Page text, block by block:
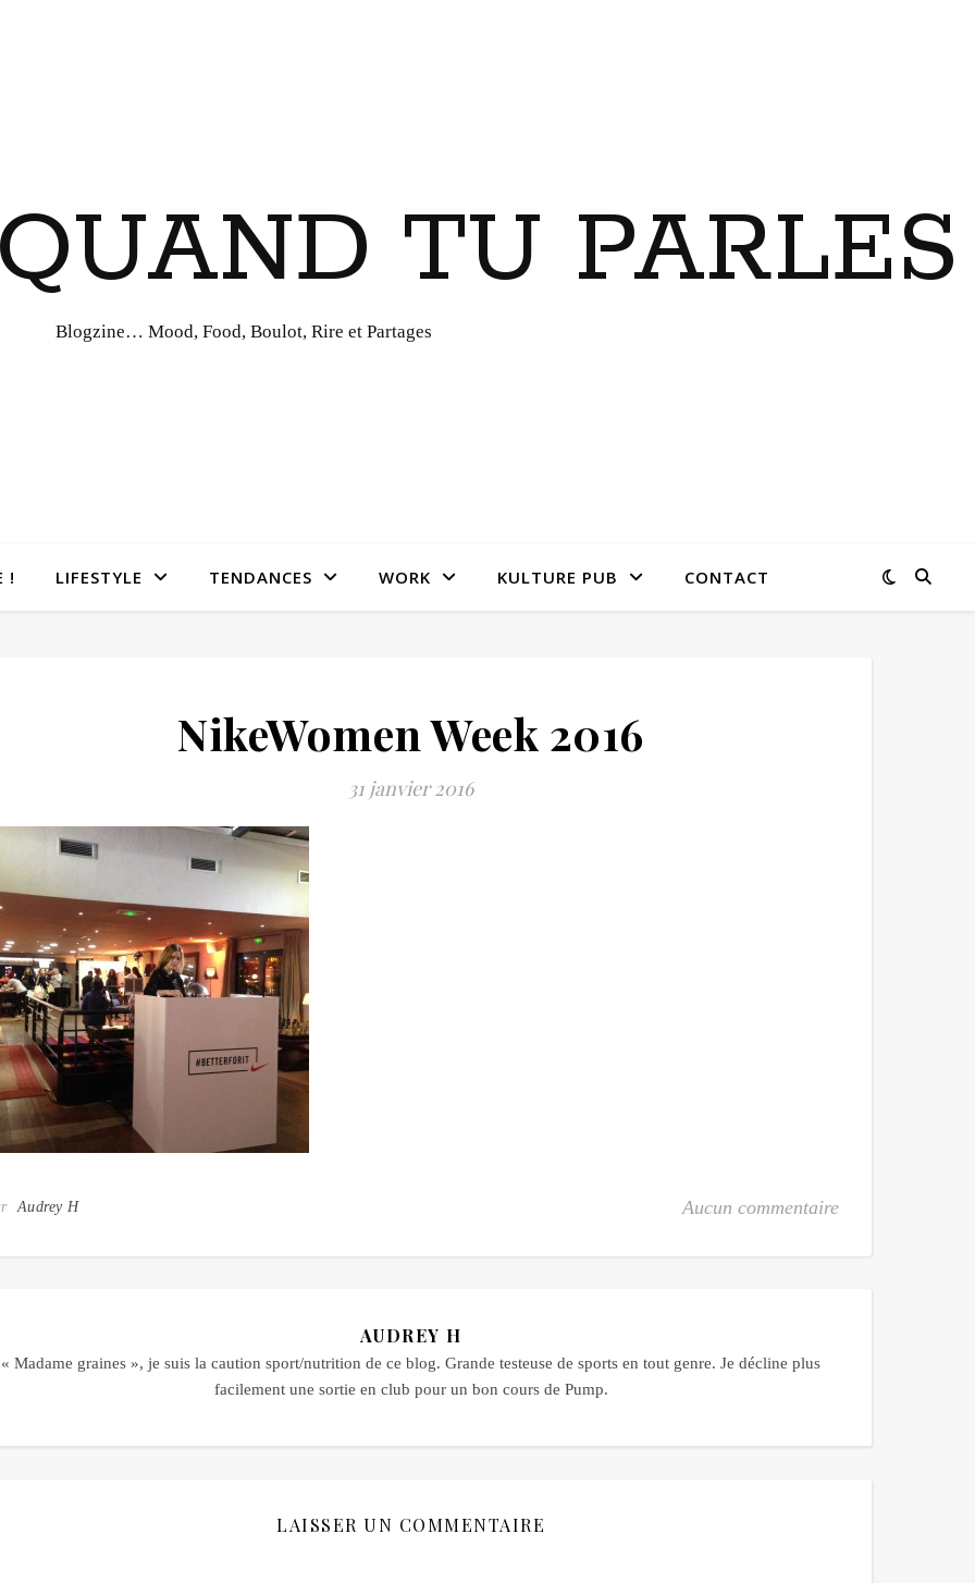
TU PARLES
Blogzine… Mood, Food, Boulot, Rire et Partages
! LIFESTYLE TENDANCES WORK KULTURE PUB CONTACT
NikeWomen Week 2016
31 janvier 2016
Audrey H Aucun commentaire
AUDREY H
« Madame graines », je suis la caution sport/nutrition de ce blog. Grande testeuse de sports en tout genre. Je décline plus
facilement une sortie en club pour un bon cours de Pump.
LAISSER UN COMMENTAIRE